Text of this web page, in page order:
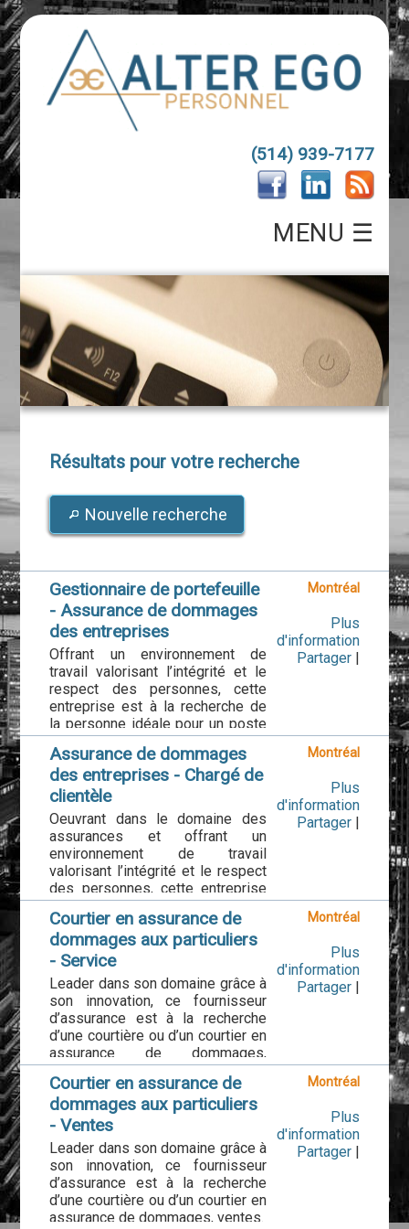
(514) 939-7177
MENU ☰
Résultats pour votre recherche
Nouvelle recherche
Gestionnaire de portefeuille
- Assurance de dommages
des entreprises
Offrant un environnement de
travail valorisant l’intégrité et le
respect des personnes, cette
entreprise est à la recherche de
la personne idéale pour un poste
de gestionnaire de portefeuille en
assurance de dommages des
entreprises afin de joindre une
équipe dynamique. Leurs bureaux
sont situés à Montréal, près du
métro Pie-IX.
Responsabilités:
-Accomplir vos objectifs de vente
par la réalisation fréquente de
présentations, d’appels et de
réunions de vente auprès de vos
prospects
-Créer des propositions de vente,
des présentations et des
réponses aux appels d'offres qui
répondent de manière créative et
efficace aux besoins des
prospects et communiquer de
manière appropriée la valeur
commerciale des services et
offres internes
-Rencontrer les clients, rédiger le
cahier de comparaison pour
présentation au client incluant
notamment le relevé
d'assurances, les particularités
de chaque police et la liste
Montréal
Plus
d'information
Partager
Assurance de dommages
des entreprises - Chargé de
clientèle
Oeuvrant dans le domaine des
assurances et offrant un
environnement de travail
valorisant l’intégrité et le respect
des personnes, cette entreprise
est à la recherche de la personne
idéale pour un poste de chargé ou
chargée de clientèle en
assurance de dommages des
entreprises afin joindre une
équipe dynamique composée de
conseillers, d’analystes et de
chargés de clientèle. Leurs
bureaux sont situés à Montréal,
près du métro Pie-IX.
Responsabilités:
-Responsable du service à la
clientèle d’un portefeuille de
clients en assurant la meilleure
qualité du service;
-Négocier et effectuer les
renouvellements et les
modifications de contrats;
Montréal
Plus
d'information
Partager
Courtier en assurance de
dommages aux particuliers
- Service
Leader dans son domaine grâce à
son innovation, ce fournisseur
d’assurance est à la recherche
d’une courtière ou d’un courtier en
assurance de dommages,
service.
Les tâches
-Répondre aux appels du DAA et
aux demandes des clients
existants concernant leurs
polices d’assurance
(modifications, couvertures,
avenants, réclamations, etc.).
Montréal
Plus
d'information
Partager
Courtier en assurance de
dommages aux particuliers
- Ventes
Leader dans son domaine grâce à
son innovation, ce fournisseur
d’assurance est à la recherche
d’une courtière ou d’un courtier en
assurance de dommages, ventes.
Montréal
Plus
d'information
Partager